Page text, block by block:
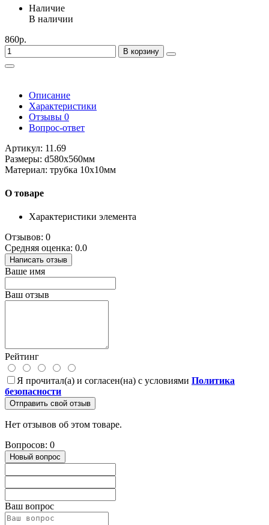
Наличие
В наличии
860р.
В корзину
Описание
Характеристики
Отзывы 0
Вопрос-ответ
Артикул: 11.69
Размеры: d580х560мм
Материал: трубка 10х10мм
О товаре
Характеристики элемента
Отзывов: 0
Средняя оценка: 0.0
Написать отзыв
Ваше имя
Ваш отзыв
Рейтинг
Я прочитал(а) и согласен(на) с условиями Политика
безопасности
Отправить свой отзыв
Нет отзывов об этом товаре.
Вопросов: 0
Новый вопрос
Ваш вопрос